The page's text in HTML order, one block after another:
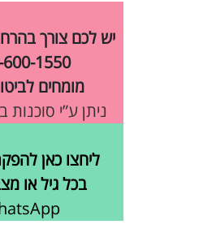
יש לכם צורך
1550
מומחים
ניתן ע”י סוכנות
ליחצו כאן
בכל גיל או